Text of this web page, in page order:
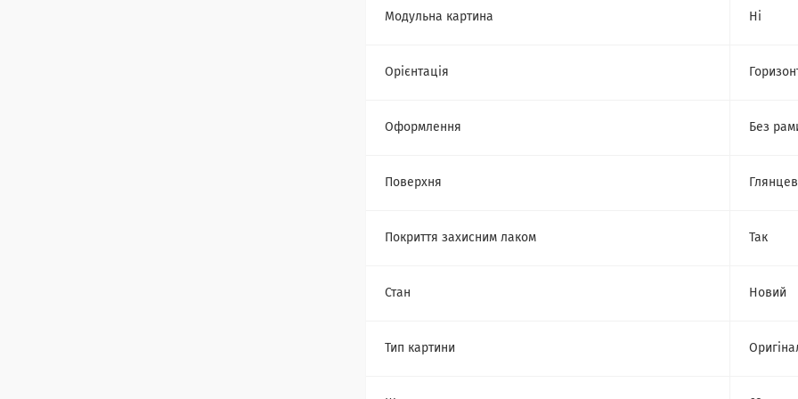
Модульна картина Ні
Орієнтація
Оформлення Без
Поверхня
Покриття захисним лаком Так
Стан Новий
Тип картини